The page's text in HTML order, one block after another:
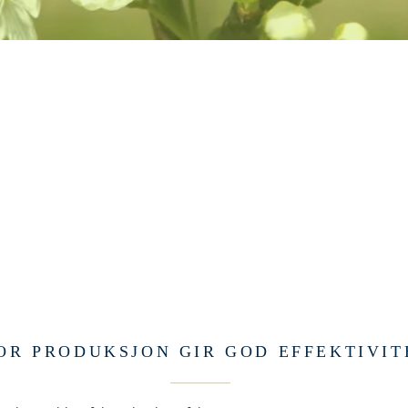
PRODUKSJON GIR GOD